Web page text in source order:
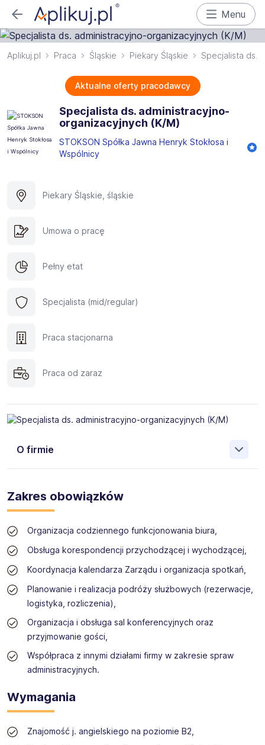
Menu
Aplikuj.pl Praca Śląskie Piekary Śląskie Specjalista ds.
Aktualne oferty pracodawcy
Specjalista ds. administracyjno-
organizacyjnych (K/M)
STOKSON Spółka Jawna Henryk Stokłosa i
Wspólnicy
Piekary Śląskie, śląskie
Umowa o pracę
Pełny etat
Specjalista (mid/regular)
Praca stacjonarna
Praca od zaraz
O firmie
najnowocześniejszych przedsiębiorstw
wyspecjalizowanych w segmencie słodkich produktów
piekarniczych. Nasza firma jest pionierem i liderem rynku
donutów w Polsce i jedną z największych firm
produkcyjnych w tej kategorii w Europie. Jesteśmy
zespołem pełnych pasji profesjonalistów, ceniących
międzynarodowe certyfikaty gwarantujące najwyższą
jakość i bezpieczeństwo produkcji. W naszych zakładach
wykorzystujemy innowacyjne rozwiązania w zakresie
technologii, produkcji, magazynowania oraz logistyki
produktów.
Zakres obowiązków
Organizacja codziennego funkcjonowania biura,
Obsługa korespondencji przychodzącej i wychodzącej,
Koordynacja kalendarza Zarządu i organizacja spotkań,
Planowanie i realizacja podróży służbowych (rezerwacje,
logistyka, rozliczenia),
Organizacja i obsługa sal konferencyjnych oraz
przyjmowanie gości,
Współpraca z innymi działami firmy w zakresie spraw
administracyjnych.
Wymagania
Znajomość j. angielskiego na poziomie B2,